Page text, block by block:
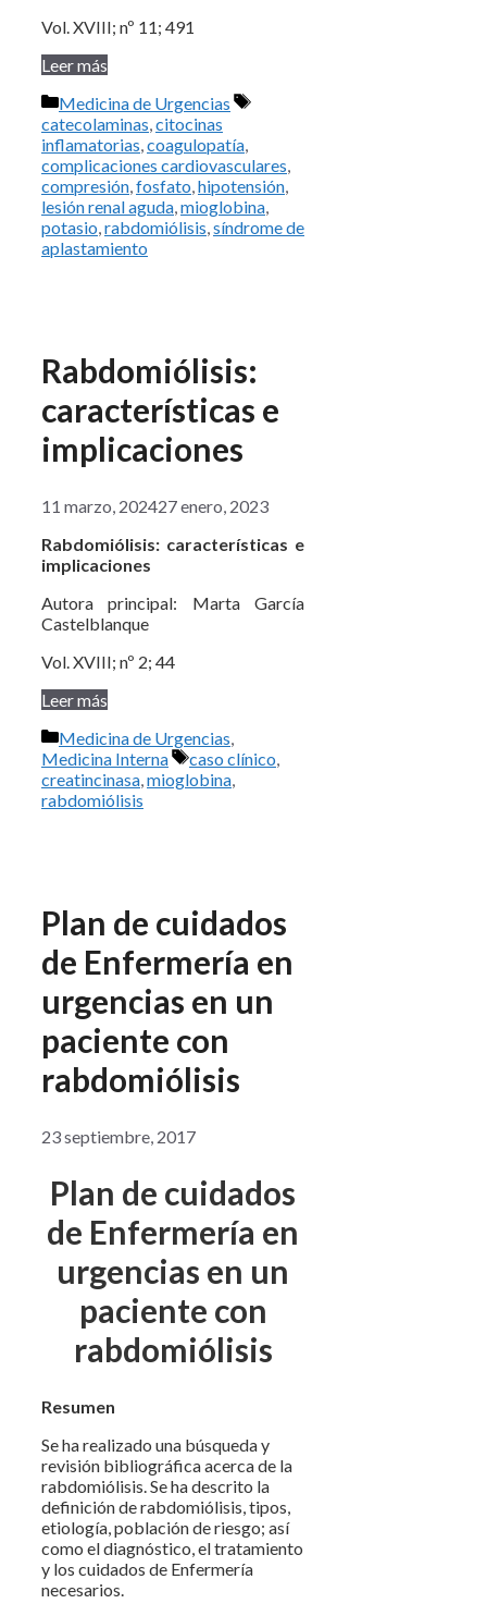
Vol. XVIII; nº 11; 491
Leer más
Categorías
Medicina de Urgencias
Etiquetas
catecolaminas,citocinas
inflamatorias,coagulopatía,
complicaciones cardiovasculares,
compresión,fosfato,hipotensión,
lesión renal aguda,mioglobina,
potasio,rabdomiólisis,síndrome de
aplastamiento
Rabdomiólisis:
características e
implicaciones
11 marzo, 202427 enero, 2023
Rabdomiólisis: características e
implicaciones
Autora principal: Marta García
Castelblanque
Vol. XVIII; nº 2; 44
Leer más
Categorías
Medicina de Urgencias
Medicina Interna
Etiquetas
caso clínico
creatincinasa mioglobina
rabdomiólisis
Plan de cuidados
de Enfermería en
urgencias en un
paciente con
rabdomiólisis
23 septiembre, 2017
Plan de cuidados
de Enfermería en
urgencias en un
paciente con
rabdomiólisis
Resumen
Se ha realizado una búsqueda y
revisión bibliográfica acerca de la
rabdomiólisis. Se ha descrito la
definición de rabdomiólisis, tipos,
etiología, población de riesgo; así
como el diagnóstico, el tratamiento
y los cuidados de Enfermería
necesarios.